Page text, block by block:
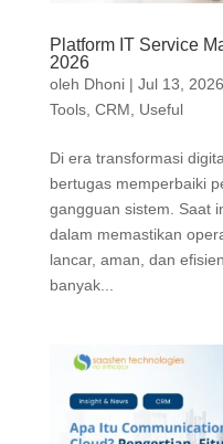
Platform IT Service
2026
oleh Dhoni| Jul 13, 2026
Tools, CRM, Useful
Di era transformasi
bertugas memperbaiki
gangguan sistem. Saat
dalam memastikan
lancar, aman, dan
banyak...